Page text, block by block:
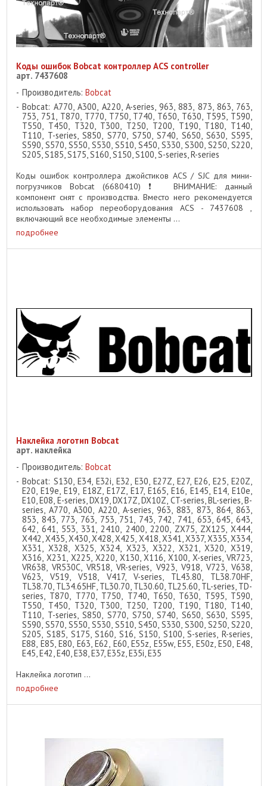
Коды ошибок Bobcat контроллер ACS controller
арт. 7437608
Производитель: Bobcat
Bobcat: A770, A300, A220, A-series, 963, 883, 873, 863, 763,
753, 751, T870, T770, T750, T740, T650, T630, T595, T590,
T550, T450, T320, T300, T250, T200, T190, T180, T140,
T110, T-series, S850, S770, S750, S740, S650, S630, S595,
S590, S570, S550, S530, S510, S450, S330, S300, S250, S220,
S205, S185, S175, S160, S150, S100, S-series, R-series
Коды ошибок контроллера джойстиков ACS / SJC для мини-
погрузчиков Bobcat (6680410) ❗ ️ ВНИМАНИЕ: данный
компонент снят с производства. Вместо него рекомендуется
использовать набор переоборудования ACS - 7437608 ,
включающий все необходимые элементы ...
подробнее
Наклейка логотип Bobcat
арт. наклейка
Производитель: Bobcat
Bobcat: S130, E34, E32i, E32, E30, E27Z, E27, E26, E25, E20Z,
E20, E19e, E19, E18Z, E17Z, E17, E165, E16, E145, E14, E10e,
E10, E08, E-series, DX19, DX17Z, DX10Z, CT-series, BL-series, B-
series, A770, A300, A220, A-series, 963, 883, 873, 864, 863,
853, 843, 773, 763, 753, 751, 743, 742, 741, 653, 645, 643,
642, 641, 553, 331, 2410, 2400, 2200, ZX75, ZX125, X444,
X442, X435, X430, X428, X425, X418, X341, X337, X335, X334,
X331, X328, X325, X324, X323, X322, X321, X320, X319,
X316, X231, X225, X220, X130, X116, X100, X-series, VR723,
VR638, VR530C, VR518, VR-series, V923, V918, V723, V638,
V623, V519, V518, V417, V-series, TL43.80, TL38.70HF,
TL38.70, TL34.65HF, TL30.70, TL30.60, TL25.60, TL-series, TD-
series, T870, T770, T750, T740, T650, T630, T595, T590,
T550, T450, T320, T300, T250, T200, T190, T180, T140,
T110, T-series, S850, S770, S750, S740, S650, S630, S595,
S590, S570, S550, S530, S510, S450, S330, S300, S250, S220,
S205, S185, S175, S160, S16, S150, S100, S-series, R-series,
E88, E85, E80, E63, E62, E60, E55z, E55w, E55, E50z, E50, E48,
E45, E42, E40, E38, E37, E35z, E35i, E35
Наклейка логотип ...
подробнее